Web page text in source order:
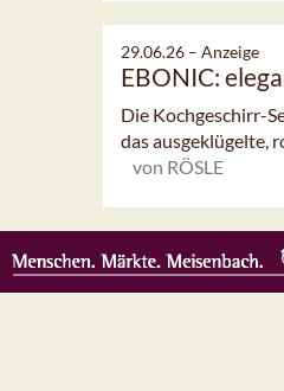
29.06.26 – Anzeige
EBONIC:
Die Kochgeschirr-
das ausgeklügelte,
von RÖSLE